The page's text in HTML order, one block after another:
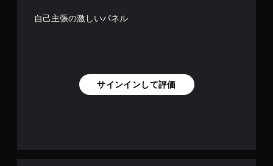
自己主張の激しいパネル
サインインして評価